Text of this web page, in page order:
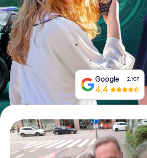
Tickets buchen
Gutscheine bestellen
Google 2.107
4,4